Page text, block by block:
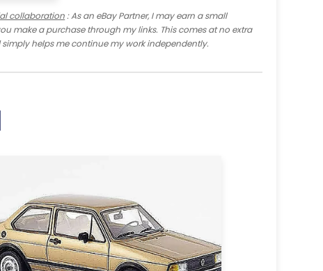
collaboration: As an eBay Partner, I may earn a small
make a purchase through my links. This comes at no extra
helps me continue my work independently.